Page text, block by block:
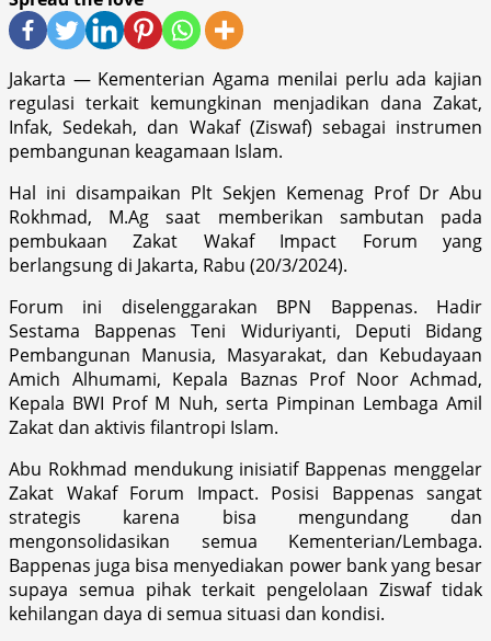
Jakarta — Kementerian Agama menilai perlu ada kajian
regulasi terkait kemungkinan menjadikan dana Zakat,
Infak, Sedekah, dan Wakaf (Ziswaf) sebagai instrumen
pembangunan keagamaan Islam.
Hal ini disampaikan Plt Sekjen Kemenag Prof Dr Abu
Rokhmad, M.Ag saat memberikan sambutan pada
pembukaan Zakat Wakaf Impact Forum yang
berlangsung di Jakarta, Rabu (20/3/2024).
Forum ini diselenggarakan BPN Bappenas. Hadir
Sestama Bappenas Teni Widuriyanti, Deputi Bidang
Pembangunan Manusia, Masyarakat, dan Kebudayaan
Amich Alhumami, Kepala Baznas Prof Noor Achmad,
Kepala BWI Prof M Nuh, serta Pimpinan Lembaga Amil
Zakat dan aktivis filantropi Islam.
Abu Rokhmad mendukung inisiatif Bappenas menggelar
Zakat Wakaf Forum Impact. Posisi Bappenas sangat
strategis karena bisa mengundang dan
mengonsolidasikan semua Kementerian/Lembaga.
Bappenas juga bisa menyediakan power bank yang besar
supaya semua pihak terkait pengelolaan Ziswaf tidak
kehilangan daya di semua situasi dan kondisi.